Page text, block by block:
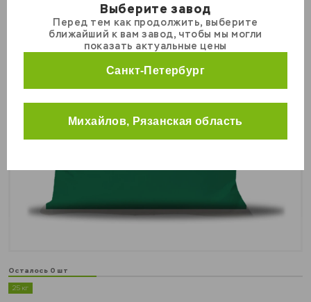
КРС
МРС
Свиньи
Кролики
Курицы
Универсальные корма
Выберите завод
Перед тем как продолжить, выберите
ближайший к вам завод, чтобы мы могли
показать актуальные цены
Санкт-Петербург
Михайлов, Рязанская область
Осталось 0 шт
25 кг